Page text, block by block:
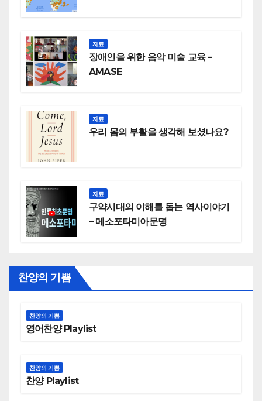
자료
장애인을 위한 음악 미술 교육 –
AMASE
자료
우리 몸의 부활을 생각해 보셨나요?
자료
구약시대의 이해를 돕는 역사이야기
– 메소포타미아문명
찬양의 기쁨
찬양의 기쁨
영어찬양 Playlist
찬양의 기쁨
찬양 Playlist